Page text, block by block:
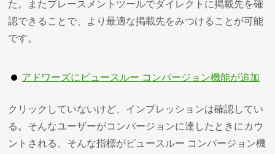
た。またプレースメントツールでダイレクトに掲載先を確
認できることで、より最適な掲載先をみつけることが可能
です。
アドワーズにビュースルー コンバージョン機能が追加
クリックしていないけど、インプレッションは確認してい
る。そんなユーザーがコンバージョンに達したときにカウ
ントされる、そんな指標がビュースルー コンバージョン機